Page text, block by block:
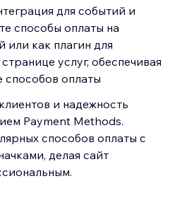
для событий и
способы оплаты на
или как плагин для
услуг, обеспечивая
способов оплаты
и надежность
Payment Methods.
способов оплаты с
делая сайт